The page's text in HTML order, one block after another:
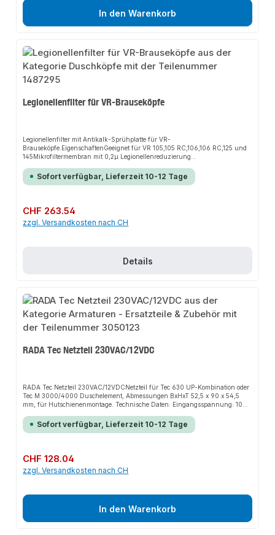
In den Warenkorb
Legionellenfilter für VR-Brauseköpfe
Legionellenfilter mit Antikalk-Sprühplatte für VR-
Brauseköpfe.EigenschaftenGeeignet für VR 105,105 RC,106,106 RC,125 und
145Mikrofiltermembran mit 0,2µ Legionellenreduzierung
(*abhängig von Wasserqualität und
Benutzerfrequentierung)Zubehör:Ersatzfilterkartusche, 2er-Pack Art.-Nr.
Sofort verfügbar, Lieferzeit 10-12 Tage
Regulärer Preis:
CHF 263.54
zzgl. Versandkosten nach CH
Details
RADA Tec Netzteil 230VAC/12VDC
RADA Tec Netzteil 230VAC/12VDCNetzteil für Tec 630 UP-Kombination oder
Tec M 3000/4000 Duschelement, Abmessungen BxHxT 52,5 x 90 x 54,5
mm, für Hutschienenmontage. Technische Daten: Eingangsspannung: 100 -
ALeistung: 54 VAAbmessungen Netzteil: BxHxT 52,5 x 90 x 54,5
mmHutschienentyp: TS-35/7.5 oder 15Schutzklasse: IIBetriebstemperatur:
Sofort verfügbar, Lieferzeit 10-12 Tage
Regulärer Preis:
CHF 128.04
zzgl. Versandkosten nach CH
In den Warenkorb